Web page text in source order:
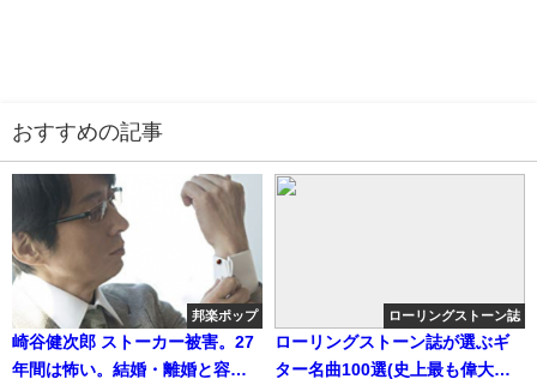
おすすめの記事
邦楽ポップ
崎谷健次郎 ストーカー被害。27
年間は怖い。結婚・離婚と容疑
ローリングストーン誌
ローリングストーン誌が選ぶギ
ター名曲100選(史上最も偉大な